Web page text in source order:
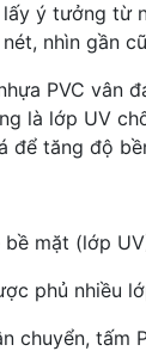
ý tưởng từ
nhìn gần
PVC vân
là lớp UV
để tăng độ
mặt (lớp
phủ nhiều
chuyển, tấm